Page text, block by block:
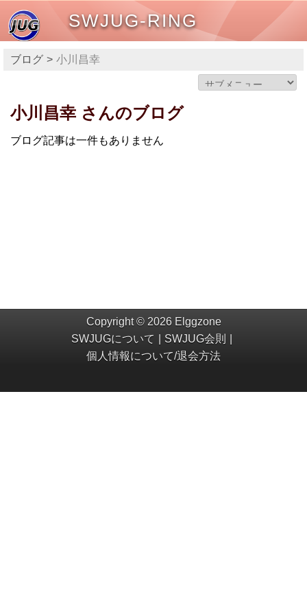
SWJUG-RING
ブログ 小川昌幸
小川昌幸 さんのブログ
ブログ記事は一件もありません
Copyright © 2026 Elggzone
SWJUGについて
SWJUG会則
個人情報について/退会方法